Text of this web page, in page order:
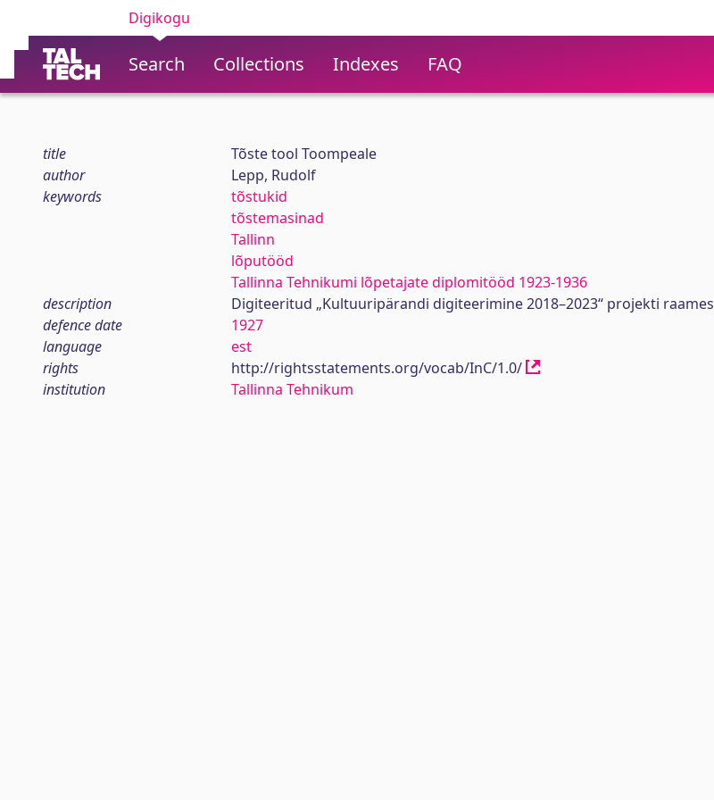
Digikogu
Search Collections Indexes FAQ
title
Tõste tool Toompeale
author
Lepp, Rudolf
keywords
tõstukid
tõstemasinad
Tallinn
lõputööd
Tallinna Tehnikumi lõpetajate diplomitööd 1923-1936
description
Digiteeritud „Kultuuripärandi digiteerimine 2018–2023“ projekti raames
defence date
1927
language
est
rights
http://rightsstatements.org/vocab/InC/1.0/
institution
Tallinna Tehnikum